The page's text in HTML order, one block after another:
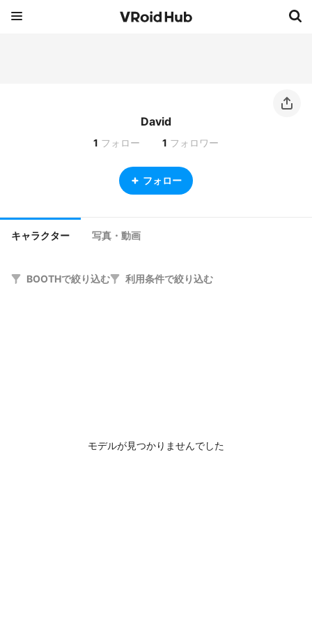
David
1 フォロー 1 フォロワー
フォロー
キャラクター 写真・動画
BOOTHで絞り込む 利用条件で絞り込む
モデルが見つかりませんでした